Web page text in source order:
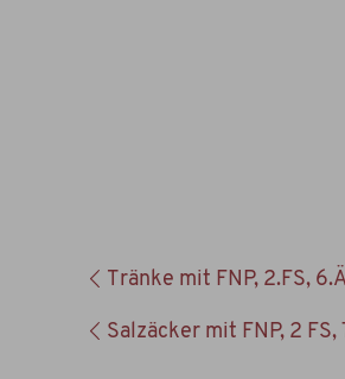
Tränke mit FNP, 2.FS,
Salzäcker mit FNP, 2 FS,